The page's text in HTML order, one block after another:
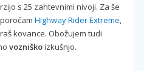
s 25 zahtevnimi nivoji. Za še
Highway Rider Extreme,
kovance. Obožujem tudi
vozniškoizkušnjo.